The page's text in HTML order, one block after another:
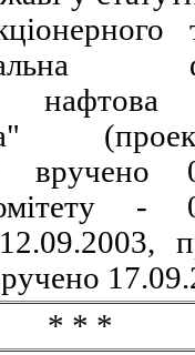
нафтова
вручено
-
* * *